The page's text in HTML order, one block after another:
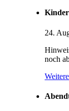
24.
noch